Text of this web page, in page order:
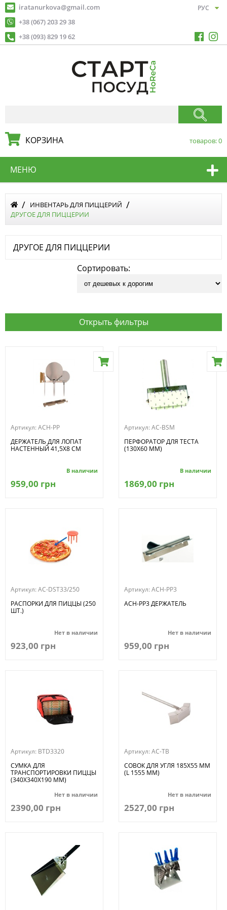
iratanurkova@gmail.com
+38 (067) 203 29 38
+38 (093) 829 19 62
КОРЗИНА товаров:0
МЕНЮ
ИНВЕНТАРЬ ДЛЯ ПИЦЦЕРИЙ
ДРУГОЕ ДЛЯ ПИЦЦЕРИИ
ДРУГОЕ ДЛЯ ПИЦЦЕРИИ
Сортировать:
Открыть фильтры
Артикул: ACH-PP
ДЕРЖАТЕЛЬ ДЛЯ ЛОПАТ
НАСТЕННЫЙ 41,5Х8 СМ
В наличии
959,00 грн
Артикул: AC-BSM
ПЕРФОРАТОР ДЛЯ ТЕСТА
(130Х60 ММ)
В наличии
1869,00 грн
Артикул: AC-DST33/250
РАСПОРКИ ДЛЯ ПИЦЦЫ (250
ШТ.)
Нет в наличии
923,00 грн
Артикул: ACH-PP3
ACH-PP3 ДЕРЖАТЕЛЬ
Нет в наличии
959,00 грн
Артикул: BTD3320
СУМКА ДЛЯ
ТРАНСПОРТИРОВКИ ПИЦЦЫ
(340Х340Х190 ММ)
Нет в наличии
2390,00 грн
Артикул: AC-TB
СОВОК ДЛЯ УГЛЯ 185Х55 ММ
(L 1555 ММ)
Нет в наличии
2527,00 грн